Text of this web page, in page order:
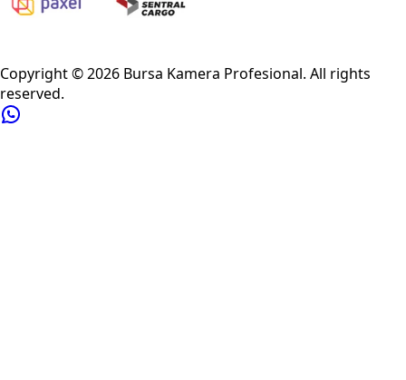
Copyright ©2026 Bursa Kamera Profesional. All rights
reserved.